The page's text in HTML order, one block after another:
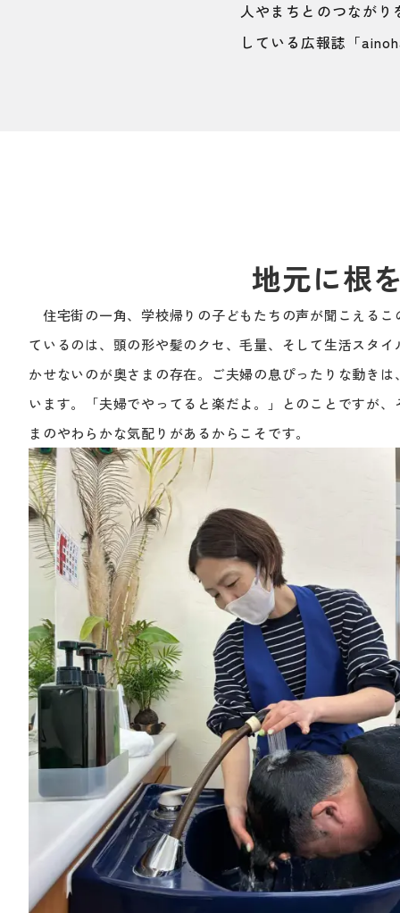
人やまちとのつなが
している広報誌「
地元に根
住宅街の一角、学校帰りの子どもたちの声が聞こえる
ているのは、頭の形や髪のクセ、毛量、そして生活スタ
かせないのが奥さまの存在。ご夫婦の息ぴったりな動き
います。「夫婦でやってると楽だよ。」とのことですが
まのやわらかな気配りがあるからこそです。